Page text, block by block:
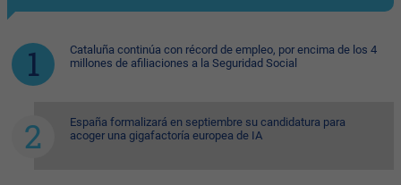
Cataluña continúa con récord de empleo, por encima de los 4
millones de afiliaciones a la Seguridad Social
España formalizará en septiembre su candidatura para
acoger una gigafactoría europea de IA